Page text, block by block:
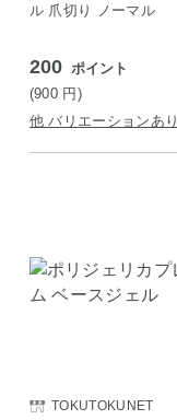
ル 爪切り ノーマル
200 ポイント
(900 円 )
他 バリエーションあり
TOKUTOKUNET